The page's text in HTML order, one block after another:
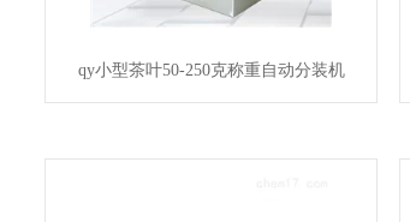
qy小型茶叶50-250克称重自动分装机